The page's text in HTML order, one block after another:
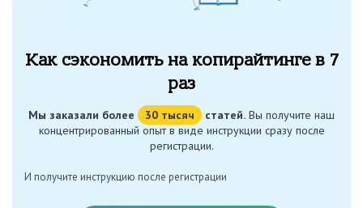
Как сэкономить на копирайтинге в 7
раз
Мы заказали более 30 тысяч статей. Вы получите наш
концентрированный опыт в виде инструкции сразу после
регистрации.
И получите инструкцию после регистрации